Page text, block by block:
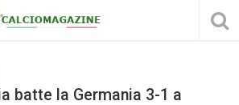
batte la Germania 3-1 a